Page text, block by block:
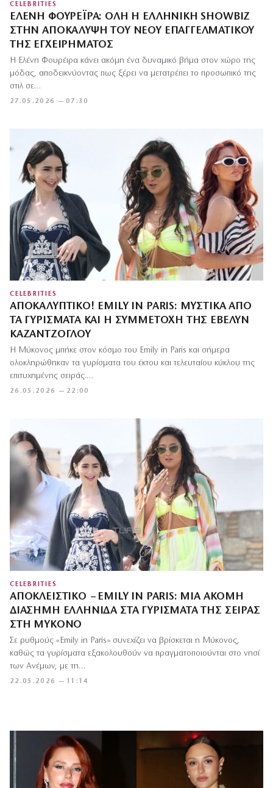
CELEBRITIES
ΕΛΈΝΗ ΦΟΥΡΈΙΡΑ: ΌΛΗ Η ΕΛΛΗΝΙΚΉ SHOWBIZ
ΣΤΗΝ ΑΠΟΚΆΛΥΨΗ ΤΟΥ ΝΈΟΥ ΕΠΑΓΓΕΛΜΑΤΙΚΟΎ
ΤΗΣ ΕΓΧΕΙΡΉΜΑΤΟΣ
27.05.2026 — 07:30
Η Ελένη Φουρέιρα κάνει ακόμη ένα δυναμικό βήμα στον χώρο της
μόδας, αποδεικνύοντας πως ξέρει να μετατρέπει το προσωπικό της
στιλ σε…
CELEBRITIES
ΑΠΟΚΑΛΥΠΤΙΚΌ! EMILY IN PARIS: ΜΥΣΤΙΚΆ ΑΠΌ
ΤΑ ΓΥΡΊΣΜΑΤΑ ΚΑΙ Η ΣΥΜΜΕΤΟΧΉ ΤΗΣ ΈΒΕΛΥΝ
ΚΑΖΑΝΤΖΌΓΛΟΥ
26.05.2026 — 22:00
Η Μύκονος μπήκε στον κόσμο του Emily in Paris και σήμερα
ολοκληρώθηκαν τα γυρίσματα του έκτου και τελευταίου κύκλου της
επιτυχημένης σειράς.…
CELEBRITIES
ΑΠΟΚΛΕΙΣΤΙΚΌ – EMILY IN PARIS: ΜΊΑ ΑΚΌΜΗ
ΔΙΆΣΗΜΗ ΕΛΛΗΝΊΔΑ ΣΤΑ ΓΥΡΊΣΜΑΤΑ ΤΗΣ ΣΕΙΡΆΣ
ΣΤΗ ΜΎΚΟΝΟ
22.05.2026 — 11:14
Σε ρυθμούς «Emily in Paris» συνεχίζει να βρίσκεται η Μύκονος,
καθώς τα γυρίσματα εξακολουθούν να πραγματοποιούνται στο νησί
των Ανέμων, με τη…